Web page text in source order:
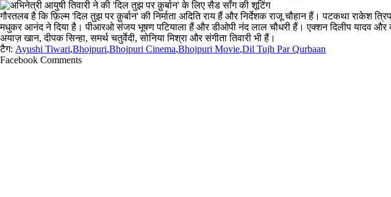
गौरतलब है कि फ़िल्म 'दिल तुझ पर क़ुर्बान' की निर्माता अदिति राय हैं और निर्देशक राजू चौहान हैं। पटकथा राकेश
मधुकर आनंद ने दिया है। पीआरओ संजय भूषण पटियाला हैं और डीओपी नंद लाल चौधरी हैं। एक्शन दिलीप यादव और
अयाज़ खान, दीपक सिन्हा, समर्थ चतुर्वेदी, सोनिया मिश्रा और संगीता तिवारी भी हैं।
टैग: Ayushi Tiwari,Bhojpuri,Bhojpuri Cinema,Bhojpuri Movie,Dil Tujh Par Qurbaan
Facebook Comments